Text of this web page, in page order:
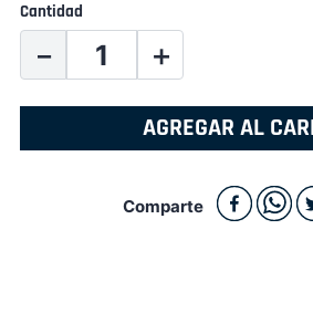
Cantidad
＋
－
AGREGAR AL
Comparte